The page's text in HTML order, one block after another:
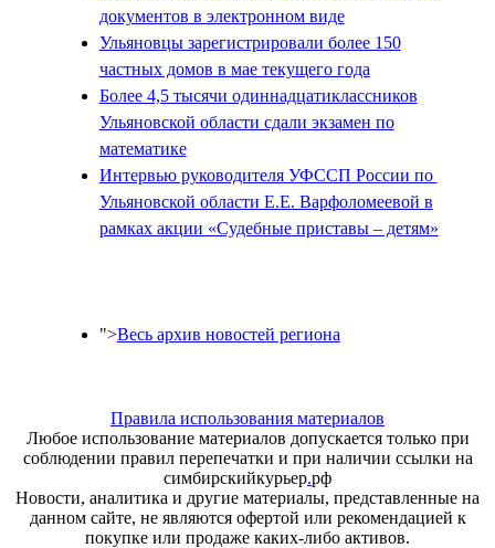
документов в электронном виде
Ульяновцы зарегистрировали более 150
частных домов в мае текущего года
Более 4,5 тысячи одиннадцатиклассников
Ульяновской области сдали экзамен по
математике
Интервью руководителя УФССП России по
Ульяновской области Е.Е. Варфоломеевой в
рамках акции «Судебные приставы – детям»
">Весь архив новостей региона
Правила использования материалов
Любое использование материалов допускается только при
соблюдении правил перепечатки и при наличии ссылки на
симбирскийкурьер.рф
Новости, аналитика и другие материалы, представленные на
данном сайте, не являются офертой или рекомендацией к
покупке или продаже каких-либо активов.